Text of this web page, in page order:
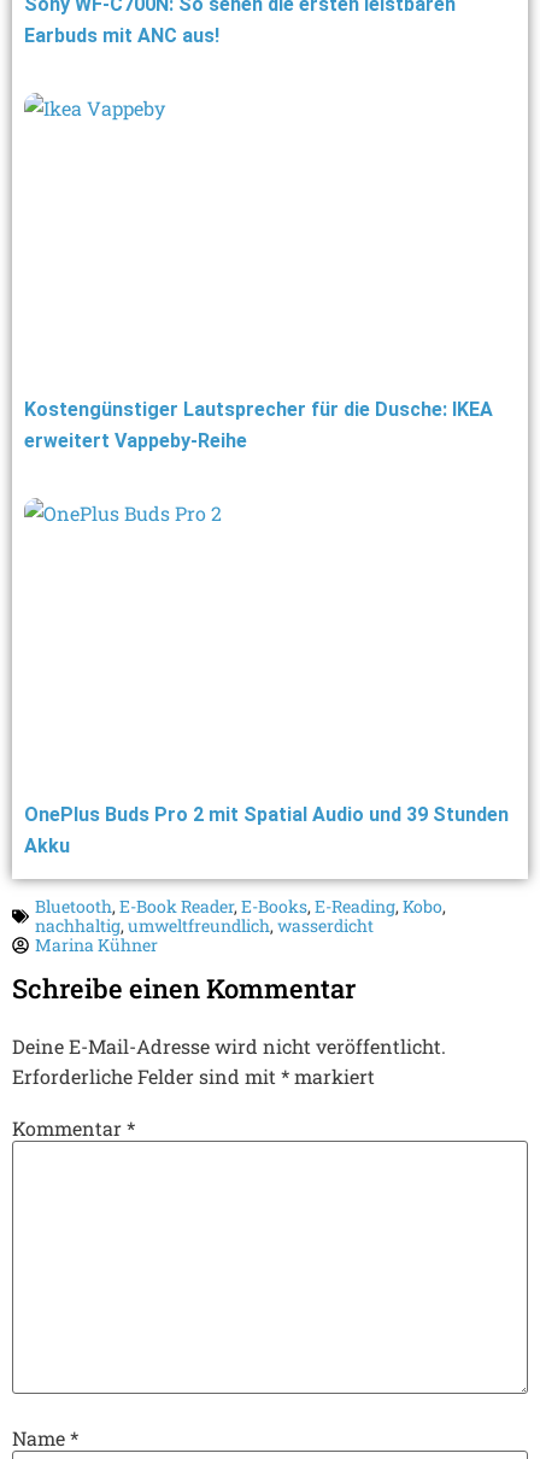
Earbuds mit ANC aus!
Kostengünstiger Lautsprecher für die Dusche: IKEA
erweitert Vappeby-Reihe
OnePlus Buds Pro 2 mit Spatial Audio und 39 Stunden
Akku
Bluetooth,E-Book Reader,E-Books,E-Reading,Kobo,
nachhaltig,umweltfreundlich,wasserdicht
Marina Kühner
Schreibe einen Kommentar
Deine E-Mail-Adresse wird nicht veröffentlicht.
Erforderliche Felder sind mit *markiert
Kommentar*
Name*